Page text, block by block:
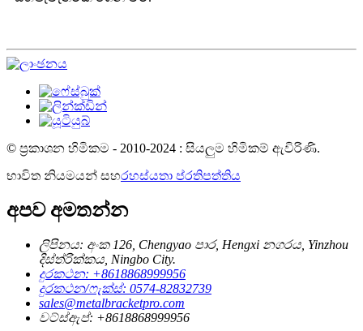
© ප්‍රකාශන හිමිකම - 2010-2024 : සියලුම හිමිකම් ඇවිරිණි.
භාවිත නියමයන් සහරහස්යතා ප්රතිපත්තිය
අපව අමතන්න
ලිපිනය: අංක 126, Chengyao පාර, Hengxi නගරය, Yinzhou
දිස්ත්රික්කය, Ningbo City.
දුරකථන: +8618868999956
දුරකථන/ෆැක්ස්: 0574-82832739
sales@metalbracketpro.com
වට්ස්ඇප්: +8618868999956